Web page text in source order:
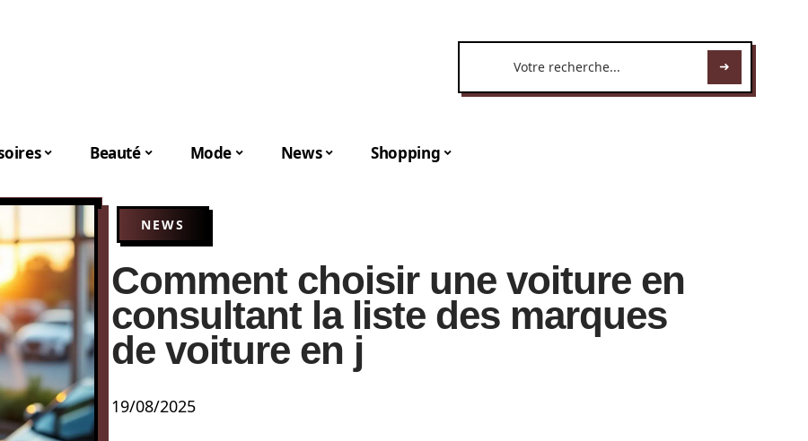
Beauté Mode News Shopping
NEWS
Comment choisir une voiture en
consultant la liste des marques
de voiture en j
19/08/2025